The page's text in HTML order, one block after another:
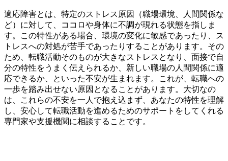
適応障害とは、特定のストレス原因（職場環境、人間関係な
ど）に対して、ココロや身体に不調が現れる状態を指しま
す。この特性がある場合、環境の変化に敏感であったり、ス
トレスへの対処が苦手であったりすることがあります。その
ため、転職活動そのものが大きなストレスとなり、面接で自
分の特性をうまく伝えられるか、新しい職場の人間関係に適
応できるか、といった不安が生まれます。これが、転職への
一歩を踏み出せない原因となることがあります。大切なの
は、これらの不安を一人で抱え込まず、あなたの特性を理解
し、安心して転職活動を進めるためのサポートをしてくれる
専門家や支援機関に相談することです。